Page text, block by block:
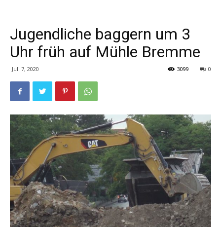
Jugendliche baggern um 3
Uhr früh auf Mühle Bremme
Juli 7, 2020 0
3099